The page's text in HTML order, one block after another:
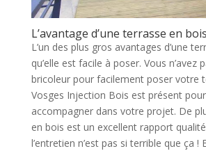
L’avantage d’une terrasse en bois
L’un des plus gros avantages d’une
qu’elle est facile à poser. Vous n’avez
bricoleur pour facilement poser votre
Vosges Injection Bois est présent
accompagner dans votre projet. De
en bois est un excellent rapport
l’entretien n’est pas si terrible que ça !